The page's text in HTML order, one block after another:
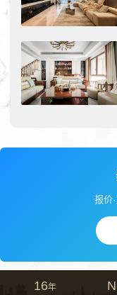
报价
16年 N